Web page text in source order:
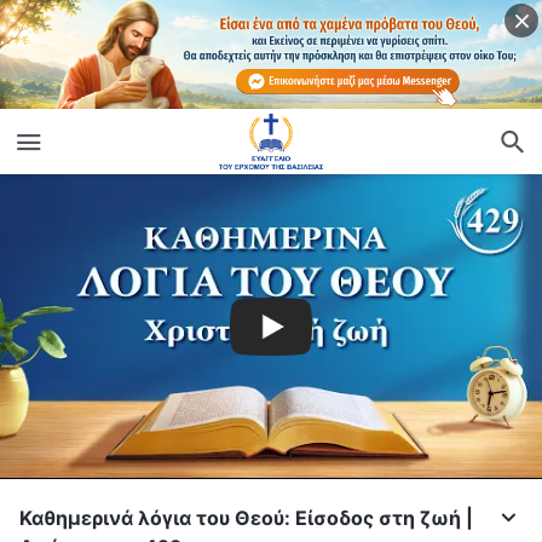
Καθημερινά λόγια του Θεού: Είσοδος στη ζωή |